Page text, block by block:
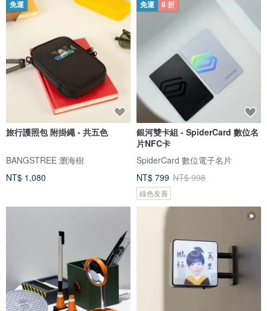
免運
旅行護照包 附掛繩 - 共五色
BANGSTREE 瀏海樹
NT$ 1,080
免運 8 折
銀河雙卡組 - SpiderCard 數位名
片NFC卡
SpiderCard 數位電子名片
NT$ 799 NT$ 998
綠色友善